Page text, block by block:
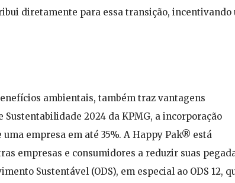
diretamente para essa transição, incentivando
ambientais, também traz vantagens
2024 da KPMG, a incorporação
empresa em até 35%. A Happy Pak® está
empresas e consumidores a reduzir suas
Sustentável (ODS), em especial ao ODS 12,